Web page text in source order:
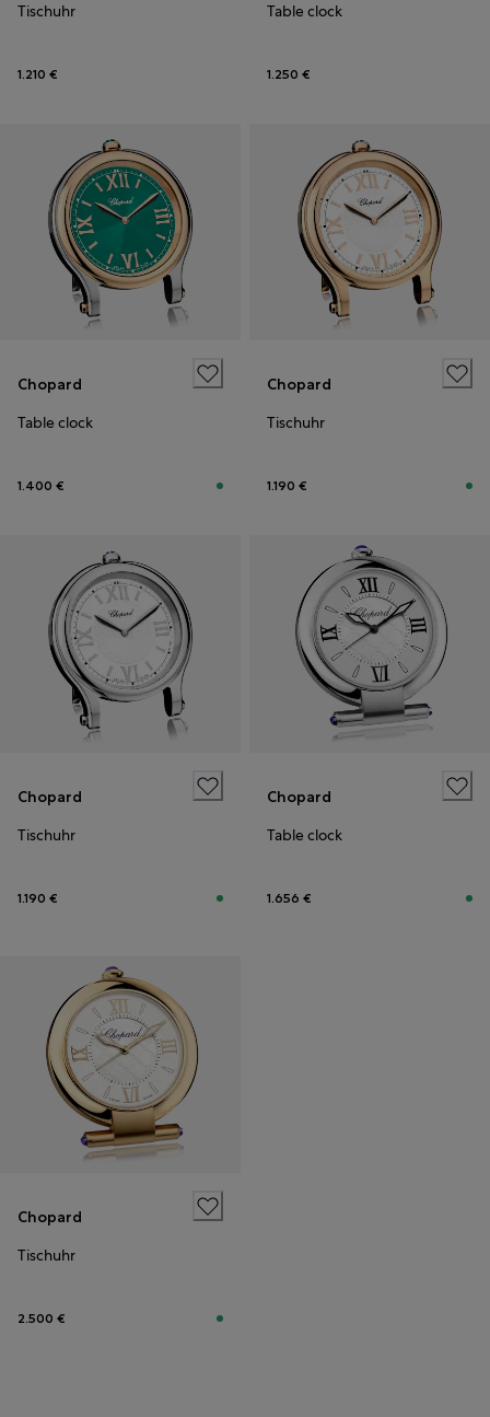
Tischuhr
1.210 €
Table clock
1.250 €
Chopard
Table clock
1.400 €
Chopard
Tischuhr
1.190 €
Chopard
Tischuhr
1.190 €
Chopard
Table clock
1.656 €
Chopard
Tischuhr
2.500 €